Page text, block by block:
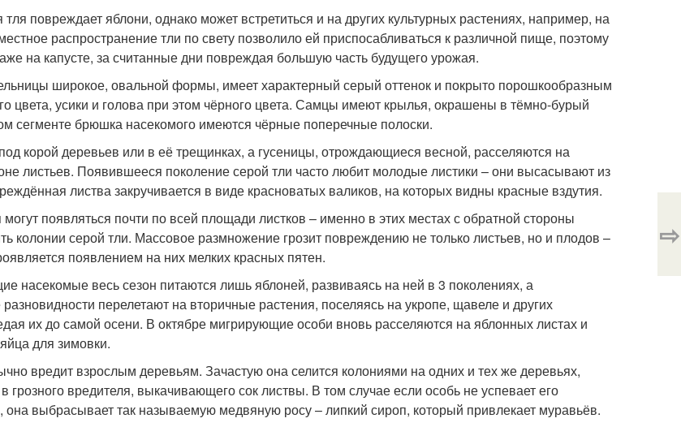
повреждает яблони, однако может встретиться и на других культурных растениях, например, на
распространение тли по свету позволило ей приспосабливаться к различной пище, поэтому
на капусте, за считанные дни повреждая большую часть будущего урожая.
широкое, овальной формы, имеет характерный серый оттенок и покрыто порошкообразным
цвета, усики и голова при этом чёрного цвета. Самцы имеют крылья, окрашены в тёмно-бурый
сегменте брюшка насекомого имеются чёрные поперечные полоски.
корой деревьев или в её трещинках, а гусеницы, отрождающиеся весной, расселяются на
листьев. Появившееся поколение серой тли часто любит молодые листики – они высасывают из
листва закручивается в виде красноватых валиков, на которых видны красные вздутия.
могут появляться почти по всей площади листков – именно в этих местах с обратной стороны
колонии серой тли. Массовое размножение грозит повреждению не только листьев, но и плодов –
появлением на них мелких красных пятен.
насекомые весь сезон питаются лишь яблоней, развиваясь на ней в 3 поколениях, а
перелетают на вторичные растения, поселяясь на укропе, щавеле и других
их до самой осени. В октябре мигрирующие особи вновь расселяются на яблонных листах и
для зимовки.
вредит взрослым деревьям. Зачастую она селится колониями на одних и тех же деревьях,
грозного вредителя, выкачивающего сок листвы. В том случае если особь не успевает его
она выбрасывает так называемую медвяную росу – липкий сироп, который привлекает муравьёв.
⇨